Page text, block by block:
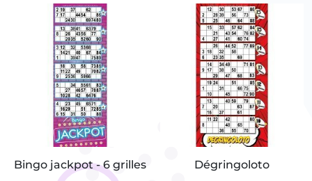
Bingo jackpot - 6 grilles
Dégringoloto